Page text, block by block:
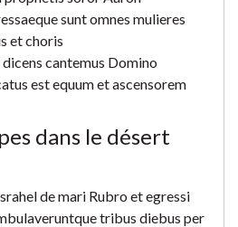
sunt omnes mulieres
et choris
cantemus Domino
est equum et ascensorem
dans le désert
de mari Rubro et egressi
tribus diebus per